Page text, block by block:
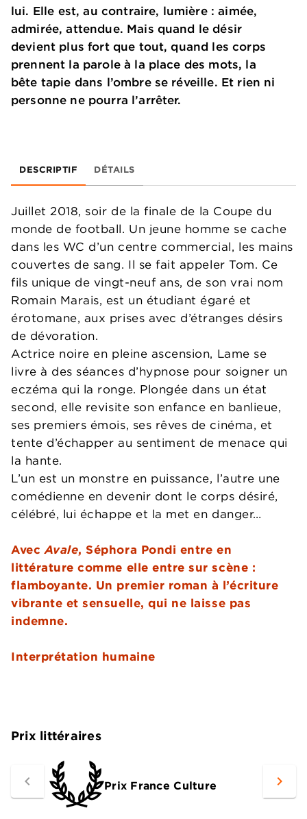
lui. Elle est, au contraire, lumière : aimée,
admirée, attendue. Mais quand le désir
devient plus fort que tout, quand les corps
prennent la parole à la place des mots, la
bête tapie dans l’ombre se réveille. Et rien ni
personne ne pourra l’arrêter.
DESCRIPTIF DÉTAILS
Juillet 2018, soir de la finale de la Coupe du
monde de football. Un jeune homme se cache
dans les WC d’un centre commercial, les mains
couvertes de sang. Il se fait appeler Tom. Ce
fils unique de vingt-neuf ans, de son vrai nom
Romain Marais, est un étudiant égaré et
érotomane, aux prises avec d’étranges désirs
de dévoration.
Actrice noire en pleine ascension, Lame se
livre à des séances d’hypnose pour soigner un
eczéma qui la ronge. Plongée dans un état
second, elle revisite son enfance en banlieue,
ses premiers émois, ses rêves de cinéma, et
tente d’échapper au sentiment de menace qui
la hante.
L’un est un monstre en puissance, l’autre une
comédienne en devenir dont le corps désiré,
célébré, lui échappe et la met en danger…
AvecAvale, Séphora Pondi entre en
littérature comme elle entre sur scène :
flamboyante. Un premier roman à l’écriture
vibrante et sensuelle, qui ne laisse pas
indemne.
Interprétation humaine
Prix littéraires
navigate_before Prix France Culture navigate_next